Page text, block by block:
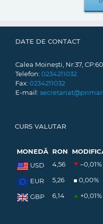
DATE DE CONTACT
Calea Moinești, Nr:37,
Telefon: 0234211032
Fax: 0234211032
E-mail:
CURS VALUTAR
MONEDĂ RON
USD
4,56 –0,01%
EUR 5,26 0,00%
GBP 6,14 +0,01%